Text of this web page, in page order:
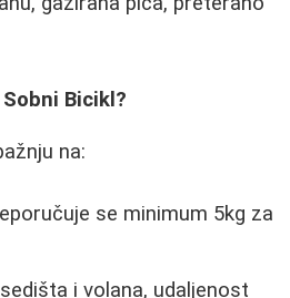
Bicikl?
na:
se minimum 5kg za
i volana, udaljenost